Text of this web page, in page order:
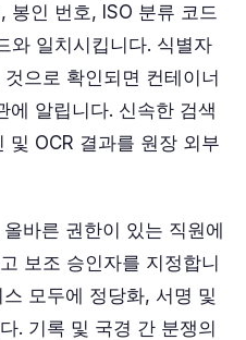
봉인 번호, ISO 분류 코드
와 일치시킵니다. 식별자
으로 확인되면 컨테이너
에 알립니다. 신속한 검색
및 OCR 결과를 원장 외부
바른 권한이 있는 직원에
보조 승인자를 지정합니
모두에 정당화, 서명 및
. 기록 및 국경 간 분쟁의